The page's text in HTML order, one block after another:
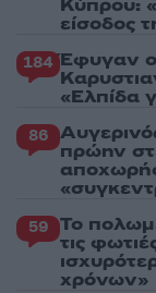
Κύπρου:
είσοδος
184 Έφυγαν
«Ελπίδα
86
πρώην
59 Το
τις
χρόνων»